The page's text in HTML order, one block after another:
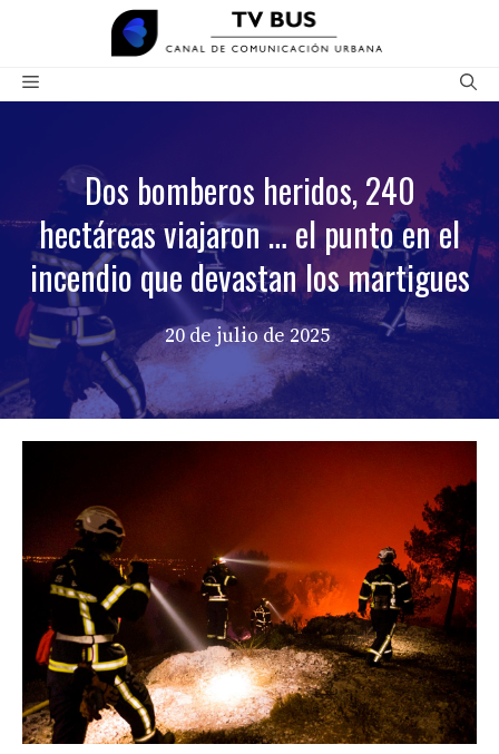
contenido
Menú
Dos bomberos heridos, 240
hectáreas viajaron … el punto en el
incendio que devastan los martigues
20 de julio de 2025